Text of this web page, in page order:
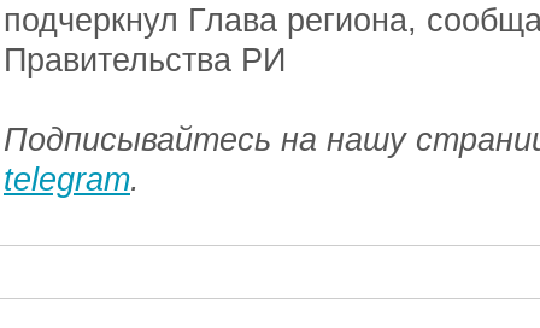
подчеркнул Глава региона,
Правительства РИ
Подписывайтесь на нашу
telegram.